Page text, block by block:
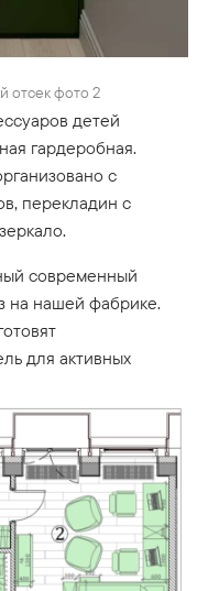
отсек фото 2
детей
гардеробная.
с
перекладин с
современный
на нашей фабрике.
для активных